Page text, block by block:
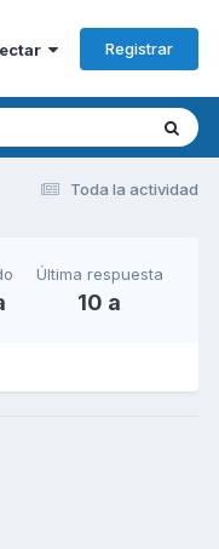
Registrar
Toda la actividad
Última respuesta
10 a